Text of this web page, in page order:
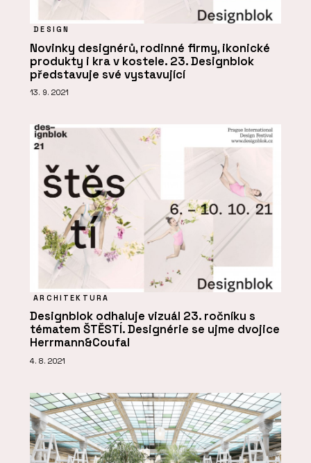
DESIGN
Novinky designérů, rodinné firmy, ikonické
produkty i kra v kostele. 23. Designblok
představuje své vystavující
13. 9. 2021
ARCHITEKTURA
Designblok odhaluje vizuál 23. ročníku s
tématem ŠTĚSTÍ. Designérie se ujme dvojice
Herrmann&Coufal
4. 8. 2021